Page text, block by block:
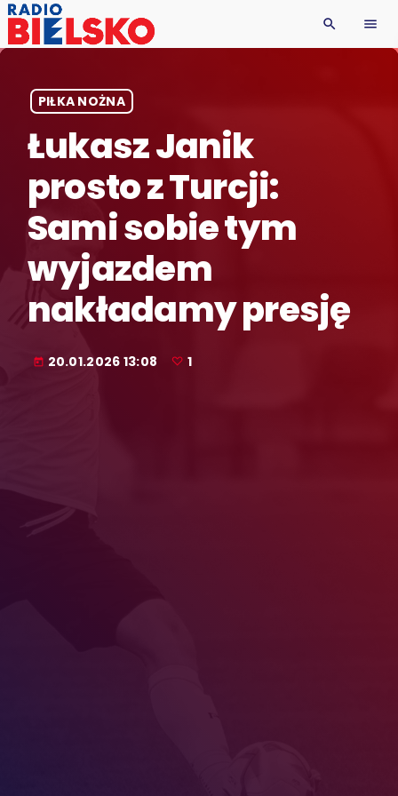
search menu
PIŁKA NOŻNA
Łukasz Janik
prosto z Turcji:
Sami sobie tym
wyjazdem
nakładamy presję
today 20.01.2026 13:08 1